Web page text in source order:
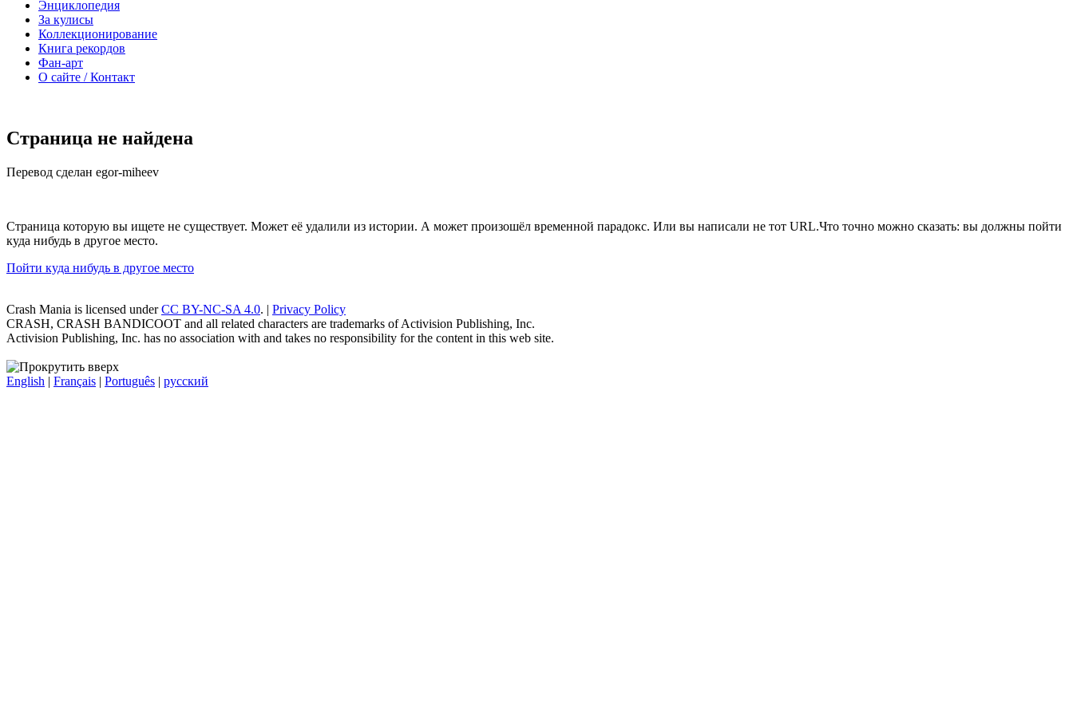
Энциклопедия
За кулисы
Коллекционирование
Книга рекордов
Фан-арт
О сайте / Контакт
Страница не найдена
Перевод сделан egor-miheev
Страница которую вы ищете не существует. Может её удалили из истории. А может произошёл временной парадокс. Или вы написали не тот URL.Что точно можно сказать: вы должны пойти
куда нибудь в другое место.
Пойти куда нибудь в другое место
Crash Mania is licensed underCC BY-NC-SA 4.0. | Privacy Policy
CRASH, CRASH BANDICOOT and all related characters are trademarks of Activision Publishing, Inc.
Activision Publishing, Inc. has no association with and takes no responsibility for the content in this web site.
English | Français | Português | русский